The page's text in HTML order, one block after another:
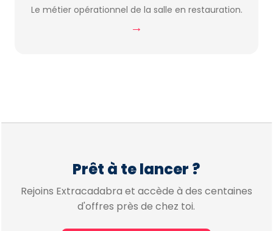
Le métier opérationnel de la salle en restauration.
→
Prêt à te lancer ?
Rejoins Extracadabra et accède à des centaines
d'offres près de chez toi.